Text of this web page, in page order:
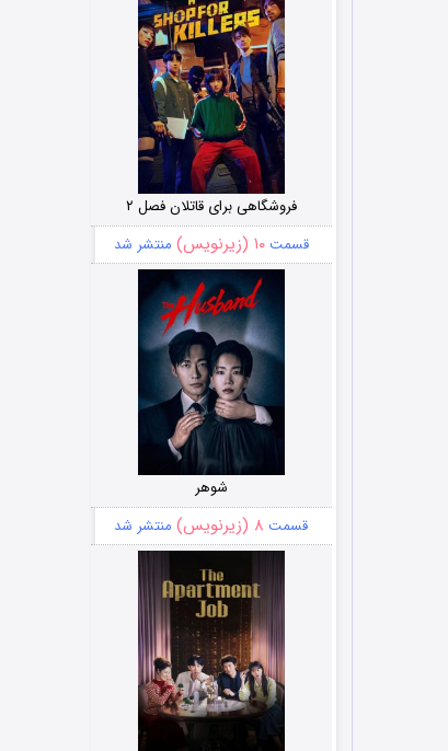
فروشگاهی برای قاتلان فصل ۲
قسمت۱۰ (زیرنویس) منتشر شد
شوهر
قسمت ۸ (زیرنویس) منتشر شد